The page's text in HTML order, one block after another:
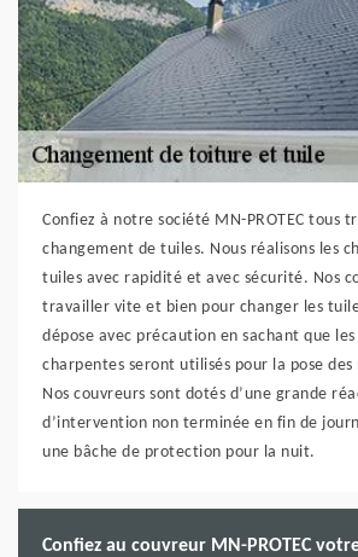
Confiez à notre société MN-PROTEC tous
changement de tuiles. Nous réalisons les
tuiles avec rapidité et avec sécurité. Nos
travailler vite et bien pour changer les
dépose avec précaution en sachant que
charpentes seront utilisés pour la pose des
Nos couvreurs sont dotés d’une grande
d’intervention non terminée en fin de
une bâche de protection pour la nuit.
Confiez au couvreur MN-PROTEC